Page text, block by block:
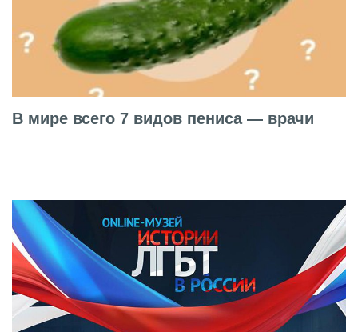
В мире всего 7 видов пениса — врачи